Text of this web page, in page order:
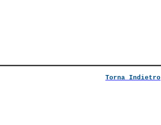
Torna Indietro